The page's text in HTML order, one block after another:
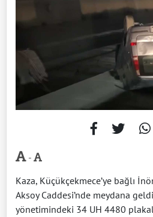
-
Kaza, Küçükçekmece’ye bağlı
Aksoy Caddesi’nde meydana
yönetimindeki 34 UH 4480